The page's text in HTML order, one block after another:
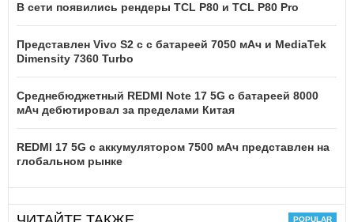
В сети появились рендеры TCL P80 и TCL P80 Pro
Представлен Vivo S2 с с батареей 7050 мАч и MediaTek
Dimensity 7360 Turbo
Среднебюджетный REDMI Note 17 5G с батареей 8000
мАч дебютировал за пределами Китая
REDMI 17 5G c аккумулятором 7500 мАч представлен на
глобальном рынке